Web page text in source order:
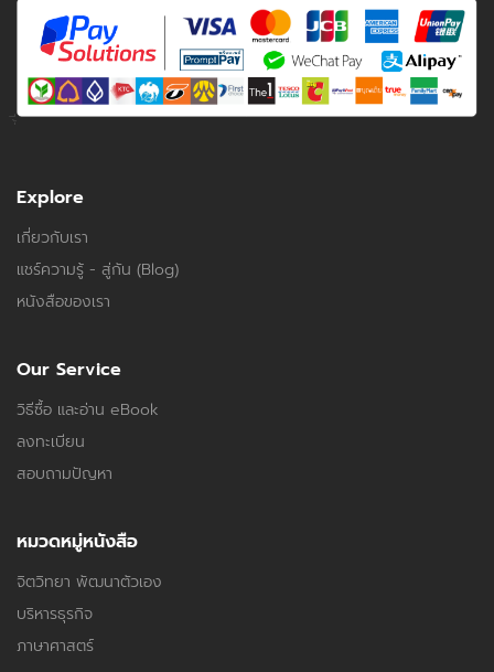
Explore
เกี่ยวกับเรา
แชร์ความรู้ - สู่กัน (Blog)
หนังสือของเรา
Our Service
วิธีซื้อ และอ่าน eBook
ลงทะเบียน
สอบถามปัญหา
หมวดหมู่หนังสือ
จิตวิทยา พัฒนาตัวเอง
บริหารธุรกิจ
ภาษาศาสตร์